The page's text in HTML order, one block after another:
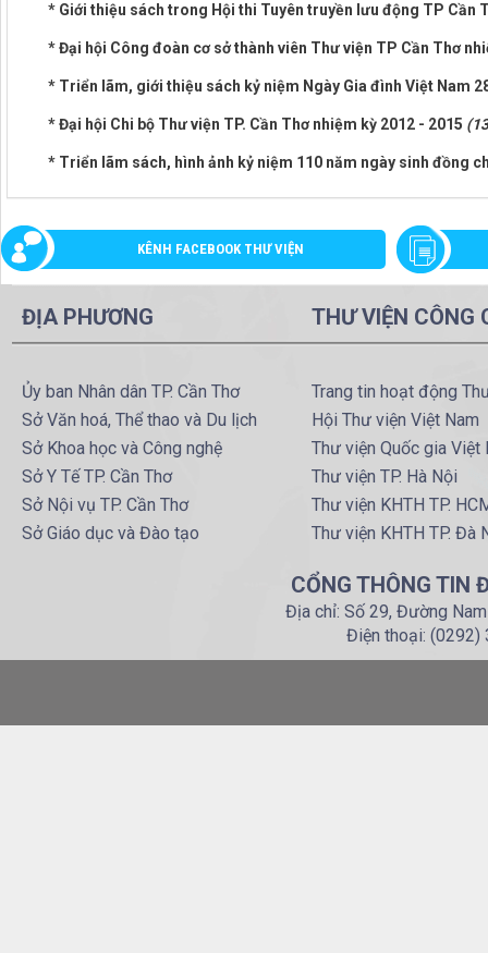
* Giới thiệu sách trong Hội thi Tuyên truyền lưu động TP Cần
* Đại hội Công đoàn cơ sở thành viên Thư viện TP Cần Thơ
* Triển lãm, giới thiệu sách kỷ niệm Ngày Gia đình Việt Nam
* Đại hội Chi bộ Thư viện TP. Cần Thơ nhiệm kỳ 2012 - 2015
* Triển lãm sách, hình ảnh kỷ niệm 110 năm ngày sinh đồng
KÊNH FACEBOOK THƯ VIỆN
ĐỊA PHƯƠNG
Ủy ban Nhân dân TP. Cần Thơ
Sở Văn hoá, Thể thao và Du lịch
Sở Khoa học và Công nghệ
Sở Y Tế TP. Cần Thơ
Sở Nội vụ TP. Cần Thơ
Sở Giáo dục và Đào tạo
THƯ VIỆN CÔNG
Trang tin hoạt động
Hội Thư viện Việt Nam
Thư viện Quốc gia Việt
Thư viện TP. Hà Nội
Thư viện KHTH TP.
Thư viện KHTH TP. Đà
CỔNG THÔNG TIN
Địa chỉ: Số 29, Đường
Điện thoại: (0292)